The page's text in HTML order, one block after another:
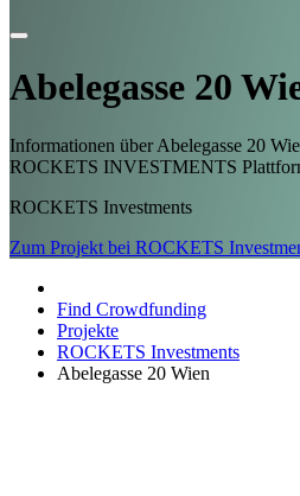
Abelegasse 20
Informationen über Abelegasse 20
ROCKETS INVESTMENTS
ROCKETS Investments
Zum Projekt bei ROCKETS
Find Crowdfunding
Projekte
ROCKETS Investments
Abelegasse 20 Wien